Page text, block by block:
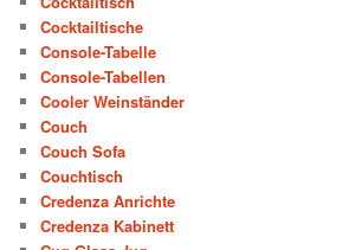
Cocktailtische
Console-Tabelle
Console-Tabellen
Cooler Weinständer
Couch
Couch Sofa
Couchtisch
Credenza Anrichte
Credenza Kabinett